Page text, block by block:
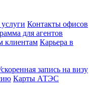
Контакты офисов
для агентов
клиентам Карьера в
запись на визу
Карты АТЭС